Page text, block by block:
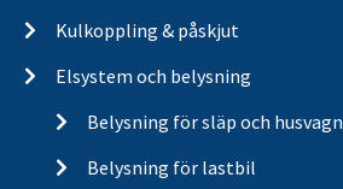
Kulkoppling & påskjut
Elsystem och belysning
Belysning för släp och husvagn
Belysning för lastbil